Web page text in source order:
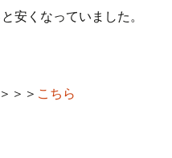
安くなっていました。
＞＞ こちら